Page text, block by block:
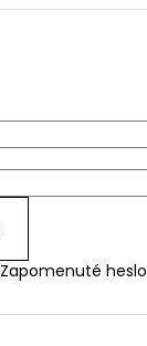
Zapomenuté heslo